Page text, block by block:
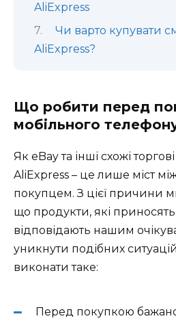
AliExpress
Чи варто купувати
AliExpress?
Що робити перед
мобільного
Як eBay та інші схожі
AliExpress – це лише міст
покупцем. З цієї причини
що продукти, які
відповідають нашим
уникнути подібних
виконати таке:
Перед покупкою